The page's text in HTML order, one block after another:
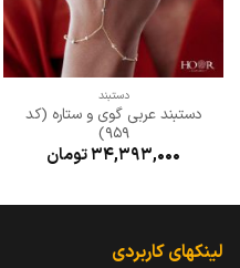
دستبند
دستبند عربی گوی و ستاره (کد
959)
34,393,000تومان
لینکهای کاربردی